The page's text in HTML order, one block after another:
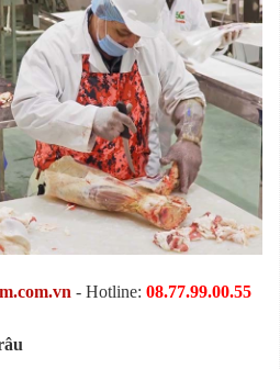
- Hotline: 08.77.99.00.55